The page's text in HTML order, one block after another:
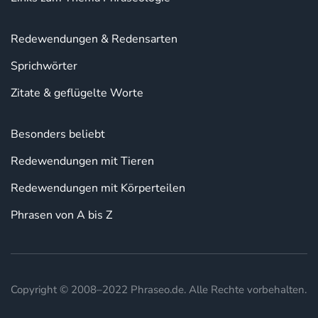
Redewendungen & Redensarten
Sprichwörter
Zitate & geflügelte Worte
Besonders beliebt
Redewendungen mit Tieren
Redewendungen mit Körperteilen
Phrasen von A bis Z
Copyright © 2008–2022 Phraseo.de. Alle Rechte vorbehalten.